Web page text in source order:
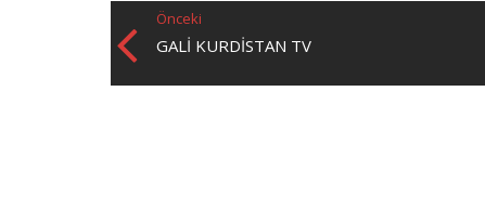
Önceki
GALI KURDISTAN TV